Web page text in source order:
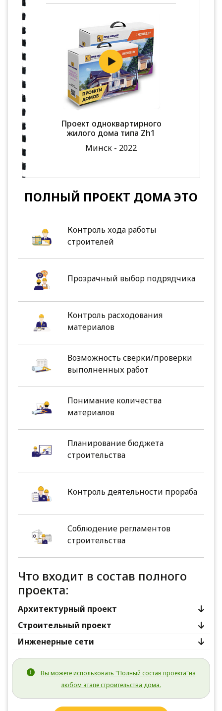
Проект одноквартирного
жилого дома типа Zh1
Минск - 2022
ПОЛНЫЙ ПРОЕКТ ДОМА ЭТО
Контроль хода работы
строителей
Прозрачный выбор подрядчика
Контроль расходования
материалов
Возможность сверки/проверки
выполненных работ
Понимание количества
материалов
Планирование бюджета
строительства
Контроль деятельности прораба
Соблюдение регламентов
строительства
Что входит в состав полного
проекта:
Архитектурный проект
Строительный проект
Инженерные сети
Вы можете использовать "Полный состав проекта"на
любом этапе строительства дома.